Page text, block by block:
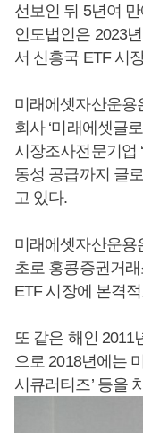
선보인 뒤 5년여
인도법인은 2023
서 신흥국 ETF 시
미래에셋자산운용
회사 ‘미래에셋글
시장조사전문기업
동성 공급까지 글
고 있다.
미래에셋자산운용
초로 홍콩증권거
ETF 시장에 본격
또 같은 해인 2011
으로 2018년에는
시큐러티즈’ 등을